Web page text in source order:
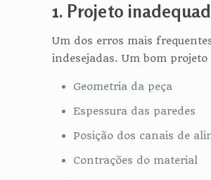
1. Projeto
Um dos erros mais
indesejadas. Um bom
Geometria da peça
Espessura das paredes
Posição dos canais de
Contrações do material